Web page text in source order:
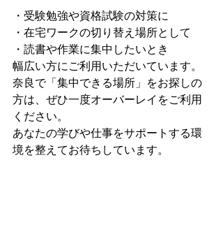
・受験勉強や資格試験の対策に
・在宅ワークの切り替え場所として
・読書や作業に集中したいとき
幅広い方にご利用いただいています。
奈良で「集中できる場所」をお探しの
方は、ぜひ一度オーバーレイをご利用
ください。
あなたの学びや仕事をサポートする環
境を整えてお待ちしています。